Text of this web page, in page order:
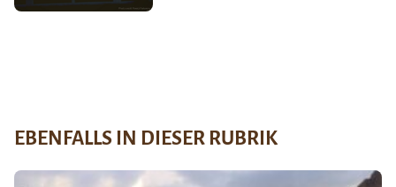
EBENFALLS IN DIESER RUBRIK